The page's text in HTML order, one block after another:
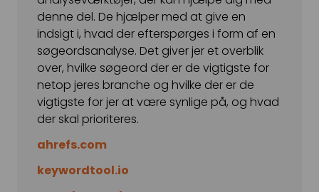
denne del. De hjælper med at give en
indsigt i, hvad der efterspørges i form af en
søgeordsanalyse. Det giver jer et overblik
over, hvilke søgeord der er de vigtigste for
netop jeres branche og hvilke der er de
vigtigste for jer at være synlige på, og hvad
der skal prioriteres.
ahrefs.com
keywordtool.io